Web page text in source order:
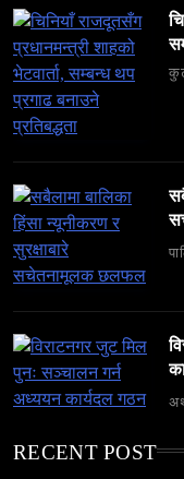
६ महिनामा ३३३
RECENT POST